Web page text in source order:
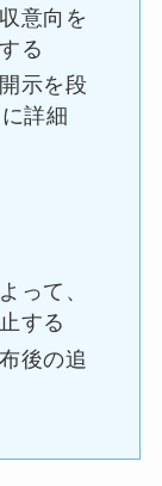
意向を
る
示を段
詳細
って、
する
後の追